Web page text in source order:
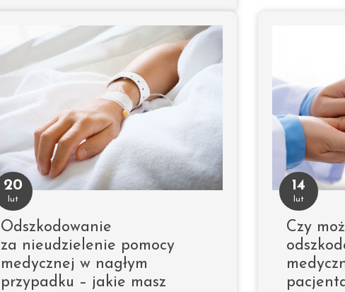
20
lut
Odszkodowanie
za nieudzielenie pomocy
medycznej w nagłym
przypadku – jakie masz
14
lut
Czy